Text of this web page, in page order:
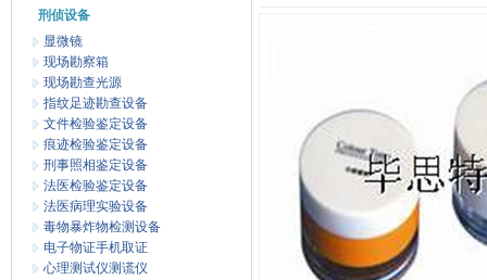
刑侦设备
显微镜
现场勘察箱
现场勘查光源
指纹足迹勘查设备
文件检验鉴定设备
痕迹检验鉴定设备
刑事照相鉴定设备
法医检验鉴定设备
法医病理实验设备
毒物暴炸物检测设备
电子物证手机取证
心理测试仪测谎仪